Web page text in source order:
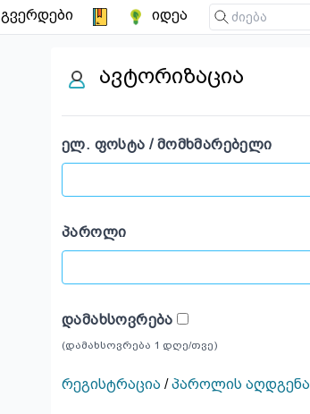
გვერდები იდეა
ავტორიზაცია
ᲔᲚ. ᲤᲝᲡᲢᲐ / ᲛᲝᲛᲮᲛᲐᲠᲔᲑᲔᲚᲘ
ᲞᲐᲠᲝᲚᲘ
ᲓᲐᲛᲐᲮᲡᲝᲕᲠᲔᲑᲐ
(დამახსოვრება 1 დღე/თვე)
რეგისტრაცია /პაროლის აღდგენა